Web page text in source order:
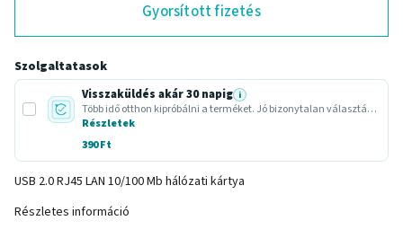
Gyorsított fizetés
Szolgaltatasok
Visszaküldés akár 30 napig i
Több idő otthon kipróbálni a terméket. Jó bizonytalan választásnál vagy ajándéknál.
Részletek
390 Ft
USB 2.0 RJ45 LAN 10/100 Mb hálózati kártya
Részletes információ